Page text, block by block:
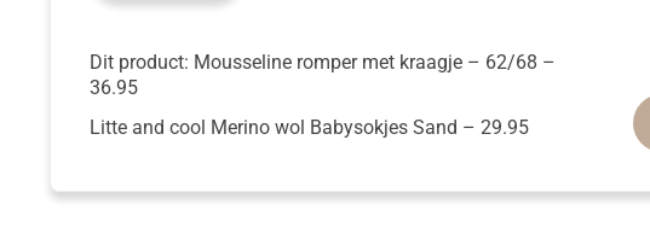
Dit product: Mousseline romper met kraagje – 62/68 –
36.95
Litte and cool Merino wol Babysokjes Sand – 29.95